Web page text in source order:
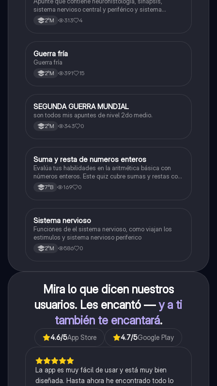
sistema nervioso central y periférico y sistema
endocrino
2°M 313 4
GHistoria
Guerra fría
Guerra fría
2°M 391 15
Historia
SEGUNDA GUERRA MUNDIAL
son todos mis apuntes de nivel 2do medio.
2°M 343 0
SMatemáticas
Suma y resta de numeros enteros
Evalúa tus habilidades en la aritmética básica con
números enteros. Este quiz cubre sumas y restas con
números positivos y negativos.
7°B 169 0
SBiología
Sistema nervioso
Funciones de el sistema nervioso, como viajan los
estimulos y sistema nervioso periferico
2°M 586 0
Mira lo que dicen nuestros
usuarios. Les encantó —y a ti
también te encantará.
4.6/5App Store 4.7/5Google Play
La app es muy fácil de usar y está muy bien
diseñada. Hasta ahora he encontrado todo lo